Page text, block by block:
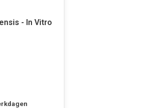
- In Vitro